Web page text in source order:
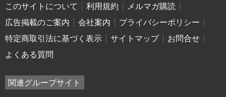
このサイトについて 利用規約
メルマガ購読
広告掲載のご案内
会社案内
プライバシーポリシー
特定商取引法に基づく表示
サイトマップ
お問合せ
よくある質問
関連グループサイト